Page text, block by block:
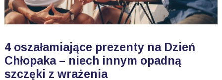
4 oszałamiające prezenty na Dzień
Chłopaka – niech innym opadną
szczęki z wrażenia